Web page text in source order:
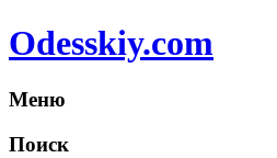
Odesskiy.com
Меню
Поиск